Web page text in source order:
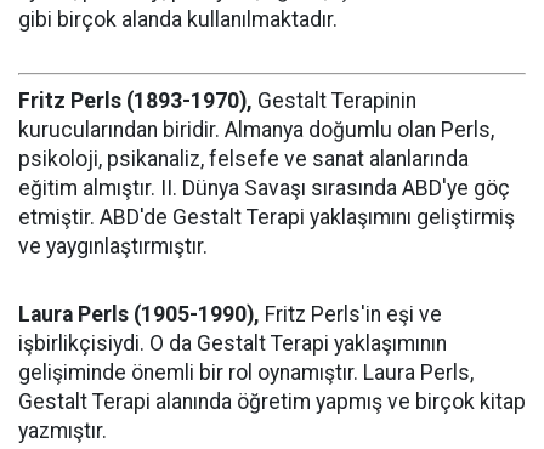
gibi birçok alanda kullanılmaktadır.
Fritz Perls (1893-1970), Gestalt Terapinin
kurucularından biridir. Almanya doğumlu olan Perls,
psikoloji, psikanaliz, felsefe ve sanat alanlarında
eğitim almıştır. II. Dünya Savaşı sırasında ABD'ye göç
etmiştir. ABD'de Gestalt Terapi yaklaşımını geliştirmiş
ve yaygınlaştırmıştır.
Laura Perls (1905-1990), Fritz Perls'in eşi ve
işbirlikçisiydi. O da Gestalt Terapi yaklaşımının
gelişiminde önemli bir rol oynamıştır. Laura Perls,
Gestalt Terapi alanında öğretim yapmış ve birçok kitap
yazmıştır.